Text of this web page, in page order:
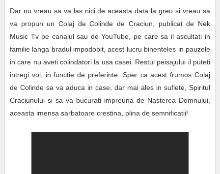
Dar nu vreau sa va las nici de aceasta data la greu si vreau sa
va propun un Colaj de Colinde de Craciun, publicat de Nek
Music Tv pe canalul sau de YouTube, pe care sa il ascultati in
familie langa bradul impodobit, acest lucru binenteles in pauzele
in care nu aveti colindatori la usa casei. Restul peisajului il puteti
intregi voi, in functie de preferinte. Sper ca acest frumos Colaj
de Colinde sa va aduca in case, dar mai ales in suflete, Spiritul
Craciunului si sa va bucurati impreuna de Nasterea Domnului,
aceasta imensa sarbatoare crestina, plina de semnificatii!